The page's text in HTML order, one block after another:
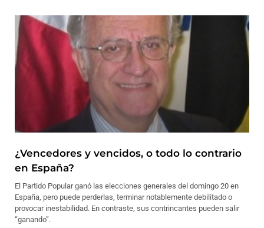
¿Vencedores y vencidos, o todo lo contrario
en España?
El Partido Popular ganó las elecciones generales del domingo 20 en
España, pero puede perderlas, terminar notablemente debilitado o
provocar inestabilidad. En contraste, sus contrincantes pueden salir
“ganando”.